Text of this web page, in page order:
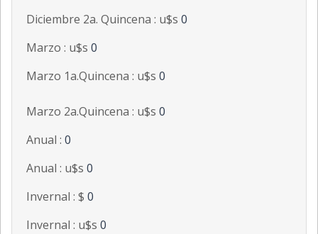
Diciembre 2a. Quincena : u$s 0
Marzo : u$s 0
Marzo 1a.Quincena : u$s 0
Marzo 2a.Quincena : u$s 0
Anual : 0
Anual : u$s 0
Invernal : $ 0
Invernal : u$s 0